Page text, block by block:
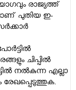
രാജ്യത്ത്
പുതിയ ഇ-
ചിപ്പില്‍
നല്‍കുന്ന എല്ലാ
രേഖപ്പെടുത്തുക.